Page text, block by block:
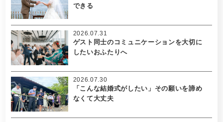
できる
ゲスト同士のコミュニケーションを大切に
したいおふたりへ
2026.07.31
「こんな結婚式がしたい」その願いを諦め
なくて大丈夫
2026.07.30